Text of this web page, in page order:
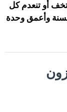
تخف أو تنعدم كل
وأعمق وحدة